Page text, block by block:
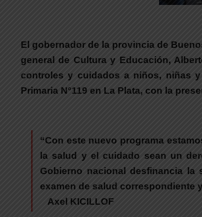
El gobernador de la provincia de
general de Cultura y Educación,
controles y cuidados a niños, niñas y
Primaria N°119 en La Plata, con la
“Con este nuevo programa
la salud y el cuidado sean un
Gobierno nacional desfinancia
examen de salud correspondiente
Axel KICILLOF